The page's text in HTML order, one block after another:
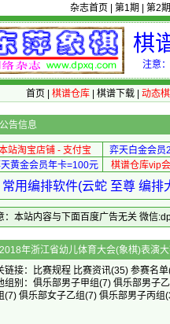
杂志首页 第1期 第2期
棋
注意
首页 棋谱仓库| 棋谱下载| 动态
公告信息
站淘宝店铺 - 支付宝 弈天白金会员
黄金会员年卡=100元
棋谱仓库vip
常用编排软件(云蛇 至尊 编
：本站内容与下面百度广告无关 微信
2018年浙江省幼儿体育大
链接：
比赛规程 比赛资讯(35) 参赛名单
组别： 俱乐部男子甲组(7) 俱乐部男子
(7) 俱乐部女子乙组(7) 俱乐部男子丙组